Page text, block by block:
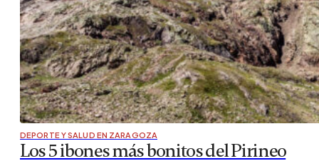
DEPORTE Y SALUD EN ZARAGOZA
Los 5 ibones más bonitos del Pirineo